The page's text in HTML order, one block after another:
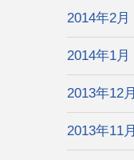
2014年2月
2014年1月
2013年12月
2013年11月